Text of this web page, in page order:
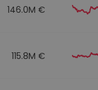
146.0M €
115.8M €